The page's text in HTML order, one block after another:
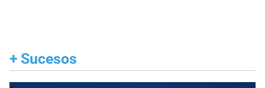
+ Sucesos